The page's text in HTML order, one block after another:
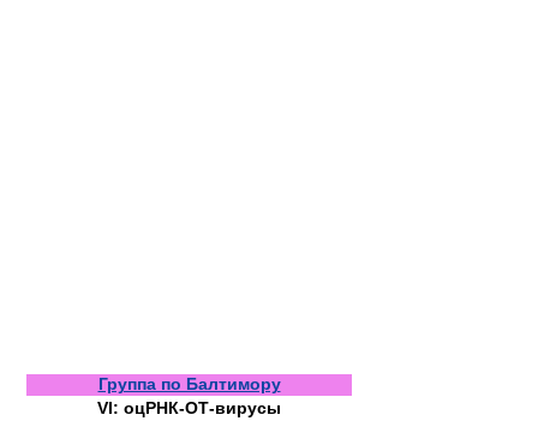
Группа по Балтимору
VI: оцРНК-ОТ-вирусы